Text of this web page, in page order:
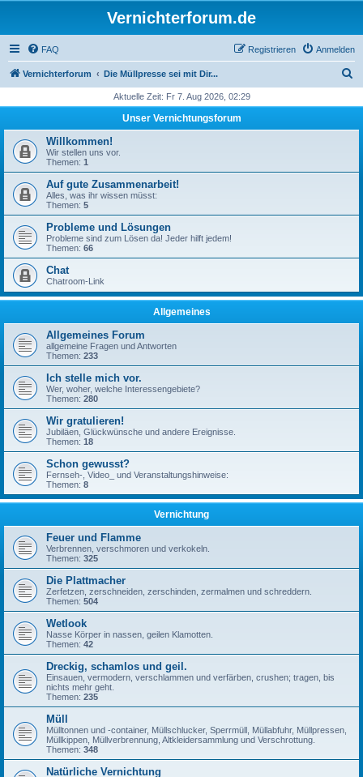
Vernichterforum.de
FAQ Anmelden
Registrieren
Vernichterforum Die Müllpresse sei mit Dir...
h
Aktuelle Zeit: Fr 7. Aug 2026, 02:29
Unser Vernichtungsforum
Willkommen!
Wir stellen uns vor.
Themen: 1
Auf gute Zusammenarbeit!
Alles, was ihr wissen müsst:
Themen: 5
Probleme und Lösungen
Probleme sind zum Lösen da! Jeder hilft jedem!
Themen: 66
Chat
Chatroom-Link
Allgemeines
Allgemeines Forum
allgemeine Fragen und Antworten
Themen: 233
Ich stelle mich vor.
Wer, woher, welche Interessengebiete?
Themen: 280
Wir gratulieren!
Jubiläen, Glückwünsche und andere Ereignisse.
Themen: 18
Schon gewusst?
Fernseh-, Video_ und Veranstaltungshinweise:
Themen: 8
Vernichtung
Feuer und Flamme
Verbrennen, verschmoren und verkokeln.
Themen: 325
Die Plattmacher
Zerfetzen, zerschneiden, zerschinden, zermalmen und schreddern.
Themen: 504
Wetlook
Nasse Körper in nassen, geilen Klamotten.
Themen: 42
Dreckig, schamlos und geil.
Einsauen, vermodern, verschlammen und verfärben, crushen; tragen, bis
nichts mehr geht.
Themen: 235
Müll
Mülltonnen und -container, Müllschlucker, Sperrmüll, Müllabfuhr, Müllpressen,
Müllkippen, Müllverbrennung, Altkleidersammlung und Verschrottung.
Themen: 348
Natürliche Vernichtung